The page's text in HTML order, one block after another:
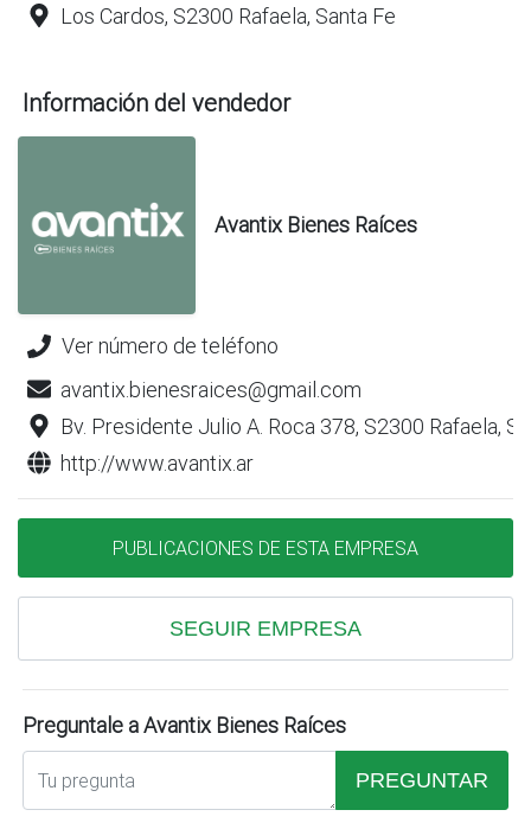
Los Cardos, S2300 Rafaela, Santa Fe
Información del vendedor
Avantix Bienes Raíces
Ver número de teléfono
avantix.bienesraices@gmail.com
Bv. Presidente Julio A. Roca 378, S2300 Rafaela,
http://www.avantix.ar
PUBLICACIONES DE ESTA EMPRESA
SEGUIR EMPRESA
Preguntale a Avantix Bienes Raíces
PREGUNTAR